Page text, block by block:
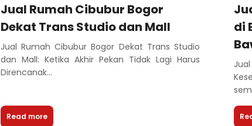
Jual Rumah Cibubur Bogor
Dekat Trans Studio dan Mall
Jual Rumah Cibubur Bogor Dekat Trans Studio
dan Mall: Ketika Akhir Pekan Tidak Lagi Harus
Direncanak...
Read more
di